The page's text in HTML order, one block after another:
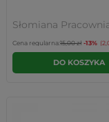
Słomiana
Cena regularna:15,00 zł -13%
DO KOSZYKA